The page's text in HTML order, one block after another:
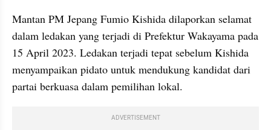
Mantan PM Jepang Fumio Kishida dilaporkan selamat
dalam ledakan yang terjadi di Prefektur Wakayama pada
15 April 2023. Ledakan terjadi tepat sebelum Kishida
menyampaikan pidato untuk mendukung kandidat dari
partai berkuasa dalam pemilihan lokal.
ADVERTISEMENT